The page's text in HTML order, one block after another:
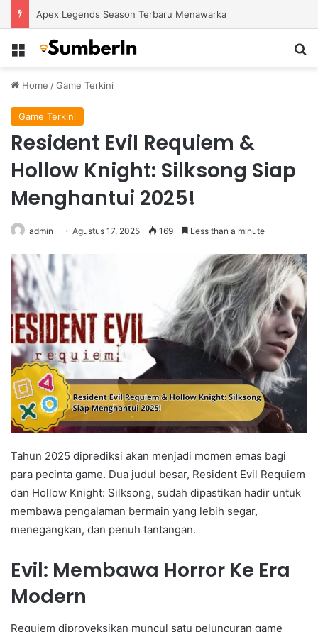
Menu
Home /Game Terkini
Game Terkini
Resident Evil Requiem &
Hollow Knight: Silksong Siap
Menghantui 2025!
admin Agustus 17, 2025 169 Less than a minute
Tahun 2025 diprediksi akan menjadi momen emas bagi
para pecinta game. Dua judul besar, Resident Evil Requiem
dan Hollow Knight: Silksong, sudah dipastikan hadir untuk
membawa pengalaman bermain yang lebih segar,
menegangkan, dan penuh tantangan.
Evil: Membawa Horror Ke Era
Modern
Requiem diproyeksikan muncul satu peluncuran game